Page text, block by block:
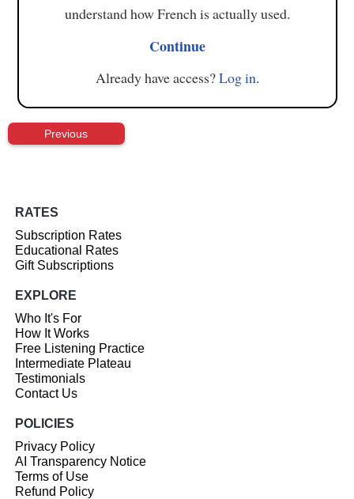
understand how French is actually used.
Continue
Already have access?Log in.
Previous
RATES
Subscription Rates
Educational Rates
Gift Subscriptions
EXPLORE
Who It's For
How It Works
Free Listening Practice
Intermediate Plateau
Testimonials
Contact Us
POLICIES
Privacy Policy
AI Transparency Notice
Terms of Use
Refund Policy